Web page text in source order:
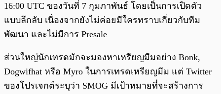
16:00 UTC ของวันที่ 7 กุมภาพันธ์ โดยเป็นการเปิดตัว
แบบลึกลับ เนื่องจากยังไม่ค่อยมีใครทราบเกี่ยวกับทีม
พัฒนา และไม่มีการ Presale
ส่วนใหญ่นักเทรดมักจะมองหาเหรียญมีมอย่าง Bonk,
Dogwifhat หรือ Myro ในการเทรดเหรียญมีม แต่ Twitter
ของโปรเจกต์ระบุว่า SMOG มีเป้าหมายที่จะสร้างการ